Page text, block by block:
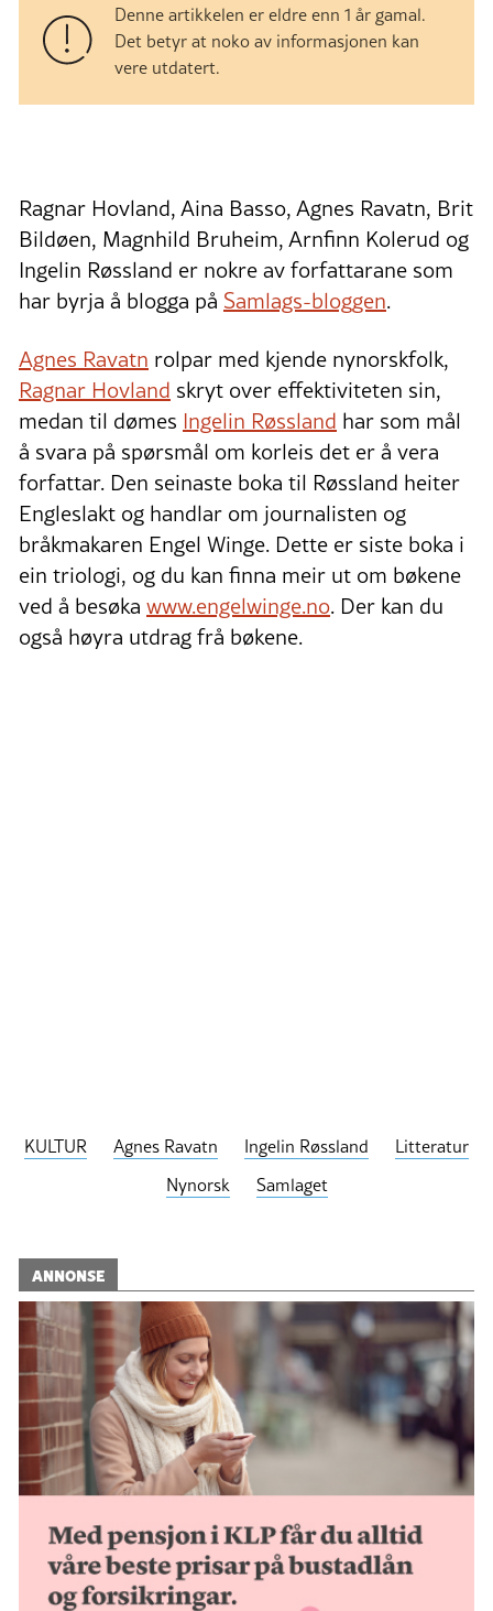
Denne artikkelen er eldre enn 1 år gamal.
Det betyr at noko av informasjonen kan
vere utdatert.
Ragnar Hovland, Aina Basso, Agnes Ravatn, Brit
Bildøen, Magnhild Bruheim, Arnfinn Kolerud og
Ingelin Røssland er nokre av forfattarane som
har byrja å blogga på Samlags-bloggen.
Agnes Ravatn rolpar med kjende nynorskfolk,
Ragnar Hovland skryt over effektiviteten sin,
medan til dømes Ingelin Røssland har som mål
å svara på spørsmål om korleis det er å vera
forfattar. Den seinaste boka til Røssland heiter
Engleslakt og handlar om journalisten og
bråkmakaren Engel Winge. Dette er siste boka i
ein triologi, og du kan finna meir ut om bøkene
ved å besøka www.engelwinge.no. Der kan du
også høyra utdrag frå bøkene.
KULTUR Agnes Ravatn Ingelin Røssland
Litteratur
Nynorsk
Samlaget
ANNONSE